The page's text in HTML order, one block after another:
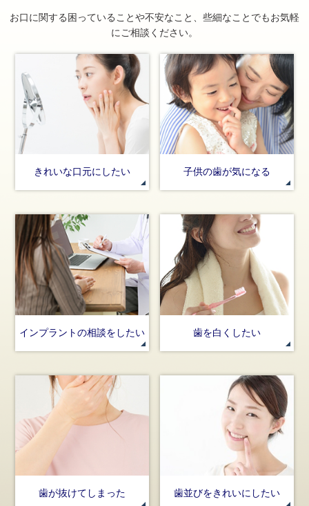
お口に関する困っていることや不安なこと、些細なことでもお気軽
にご相談ください。
きれいな口元にしたい 子供の歯が気になる
インプラントの相談をしたい 歯を白くしたい
歯が抜けてしまった 歯並びをきれいにしたい